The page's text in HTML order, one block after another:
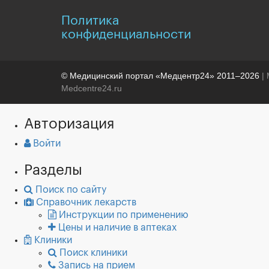
Политика
конфиденциальности
© Медицинский портал «Медцентр24» 2011–2026 |
Medcentre24.ru
Авторизация
Войти
Разделы
Поиск по сайту
Справочник лекарств
Инструкции по применению
Цены и наличие в аптеках
Клиники
Поиск клиники
Запись на прием